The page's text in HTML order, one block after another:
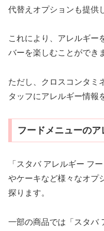
代替えオプションも提供
これにより、アレルギー
バーを楽しむことができ
ただし、クロスコンタミ
タッフにアレルギー情報
フードメニューの
「スタバ アレルギー フ
やケーキなど様々なオプ
探ります。
一部の商品では「スタバ